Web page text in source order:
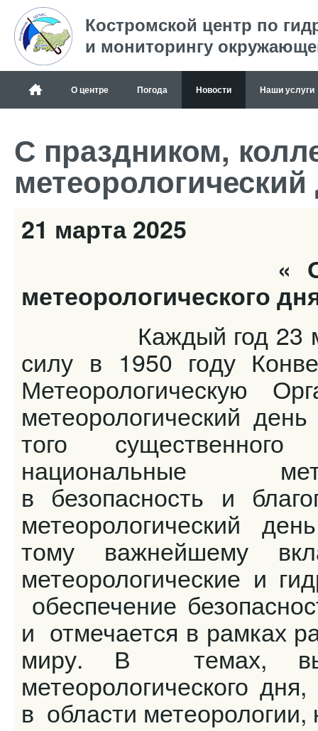
Костромской центр по
и мониторингу
О центре Погода Новости Наши услуги
С праздником,
21 марта 2025
« О
метеорологического
Каждый год 23
силу в 1950 году
Метеорологическую
метеорологический
того
национальные
в безопасность и
метеорологический
тому важнейшему
метеорологические и
обеспечение
и отмечается в рамках
миру. В темах,
метеорологического
в области